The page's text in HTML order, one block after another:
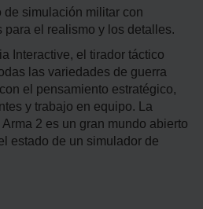
simulación militar con
para el realismo y los detalles.
Interactive, el tirador táctico
las variedades de guerra
el pensamiento estratégico,
y trabajo en equipo. La
2 es un gran mundo abierto
estado de un simulador de